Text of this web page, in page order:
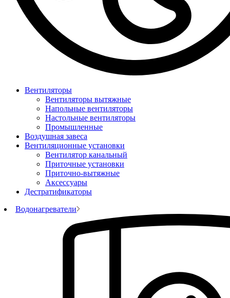
Вентиляторы
Вентиляторы вытяжные
Напольные вентиляторы
Настольные вентиляторы
Промышленные
Воздушная завеса
Вентиляционные установки
Вентилятор канальный
Приточные установки
Приточно-вытяжные
Аксессуары
Дестратификаторы
Водонагреватели